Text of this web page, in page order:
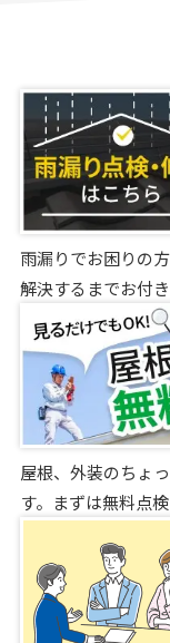
雨漏りでお困りの
解決するまでお付
屋根、外装のちょ
す。まずは無料点